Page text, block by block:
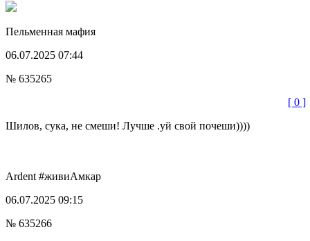
Пельменная мафия
06.07.2025 07:44
№ 635265
[ 0 ]
Шилов, сука, не смеши! Лучше .уй свой почеши))))
Ardent #живиАмкар
06.07.2025 09:15
№ 635266